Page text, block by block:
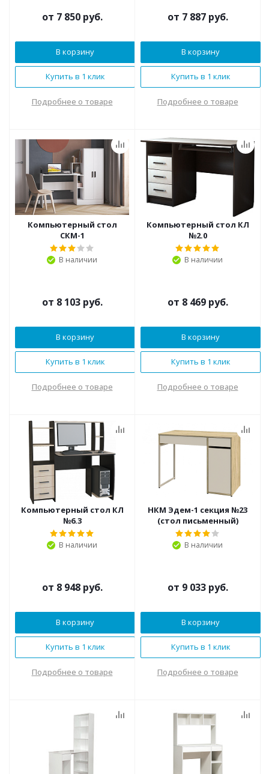
от 7 850 руб.
В корзину
Купить в 1 клик
Подробнее о товаре
от 7 887 руб.
В корзину
Купить в 1 клик
Подробнее о товаре
Компьютерный стол
СКМ-1
В наличии
от 8 103 руб.
В корзину
Купить в 1 клик
Подробнее о товаре
Компьютерный стол КЛ
№2.0
В наличии
от 8 469 руб.
В корзину
Купить в 1 клик
Подробнее о товаре
Компьютерный стол КЛ
№6.3
В наличии
от 8 948 руб.
В корзину
Купить в 1 клик
Подробнее о товаре
НКМ Эдем-1 секция №23
(стол письменный)
В наличии
от 9 033 руб.
В корзину
Купить в 1 клик
Подробнее о товаре